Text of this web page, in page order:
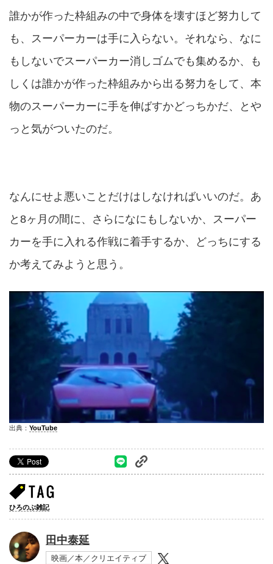
誰かが作った枠組みの中で身体を壊すほど努力して
も、スーパーカーは手に入らない。それなら、なに
もしないでスーパーカー消しゴムでも集めるか、も
しくは誰かが作った枠組みから出る努力をして、本
物のスーパーカーに手を伸ばすかどっちかだ、とや
っと気がついたのだ。
なんにせよ悪いことだけはしなければいいのだ。あ
と8ヶ月の間に、さらになにもしないか、スーパー
カーを手に入れる作戦に着手するか、どっちにする
か考えてみようと思う。
出典： YouTube
ひろのぶ雑記
田中泰延
映画／本／クリエイティブ